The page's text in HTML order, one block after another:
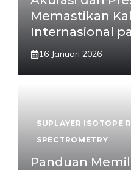
Memastikan
Internasional
16 Januari 2026
SUPLAYER ISOTOPE
SPECTROMETRY
Panduan